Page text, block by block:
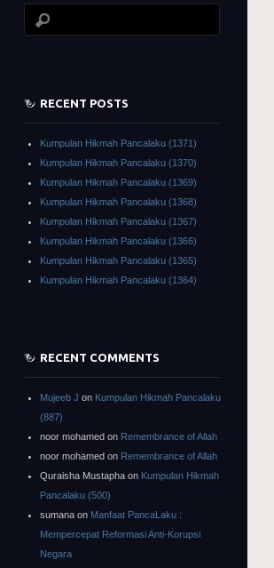
RECENT POSTS
Kumpulan Hikmah Pancalaku (1371)
Kumpulan Hikmah Pancalaku (1370)
Kumpulan Hikmah Pancalaku (1369)
Kumpulan Hikmah Pancalaku (1368)
Kumpulan Hikmah Pancalaku (1367)
Kumpulan Hikmah Pancalaku (1366)
Kumpulan Hikmah Pancalaku (1365)
Kumpulan Hikmah Pancalaku (1364)
RECENT COMMENTS
Mujeeb J on Kumpulan Hikmah Pancalaku
(887)
noor mohamed on Remembrance of Allah
noor mohamed on Remembrance of Allah
Quraisha Mustapha on Kumpulan Hikmah
Pancalaku (500)
sumana on Manfaat PancaLaku :
Mempercepat Reformasi Anti-Korupsi
Negara